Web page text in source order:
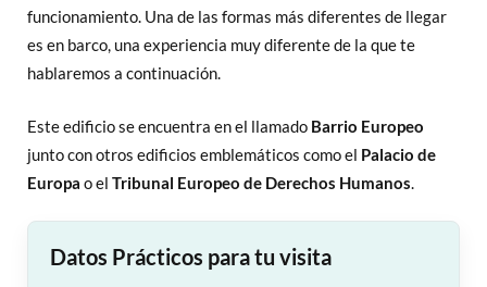
funcionamiento. Una de las formas más diferentes de llegar
es en barco, una experiencia muy diferente de la que te
hablaremos a continuación.
Este edificio se encuentra en el llamado Barrio Europeo
junto con otros edificios emblemáticos como el Palacio de
Europa o el Tribunal Europeo de Derechos Humanos.
Datos Prácticos para tu visita